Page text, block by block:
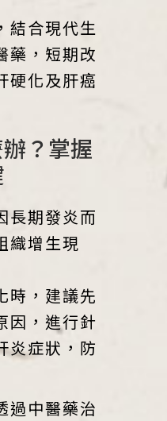
結合現代生
藥，短期改
硬化及肝癌
？掌握
長期發炎而
織增生現
時，建議先
因，進行針
炎症狀，防
過中醫藥治